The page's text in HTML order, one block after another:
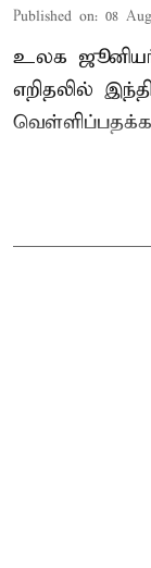
Published on: 08
உலக
எறிதலில்